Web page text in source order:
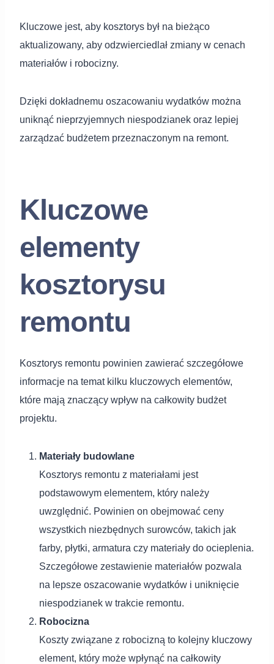
Kluczowe jest, aby kosztorys był na bieżąco
aktualizowany, aby odzwierciedlał zmiany w cenach
materiałów i robocizny.
Dzięki dokładnemu oszacowaniu wydatków można
uniknąć nieprzyjemnych niespodzianek oraz lepiej
zarządzać budżetem przeznaczonym na remont.
Kluczowe
elementy
kosztorysu
remontu
Kosztorys remontu powinien zawierać szczegółowe
informacje na temat kilku kluczowych elementów,
które mają znaczący wpływ na całkowity budżet
projektu.
Materiały budowlane
Kosztorys remontu z materiałami jest
podstawowym elementem, który należy
uwzględnić. Powinien on obejmować ceny
wszystkich niezbędnych surowców, takich jak
farby, płytki, armatura czy materiały do ocieplenia.
Szczegółowe zestawienie materiałów pozwala
na lepsze oszacowanie wydatków i uniknięcie
niespodzianek w trakcie remontu.
Robocizna
Koszty związane z robocizną to kolejny kluczowy
element, który może wpłynąć na całkowity